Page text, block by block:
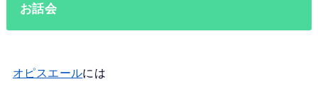
お話会
オピスエールには